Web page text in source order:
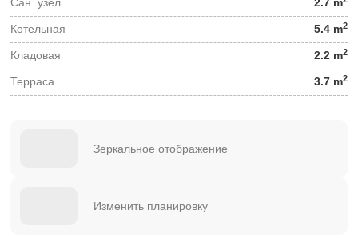
Котельная 5.4 m2
Кладовая 2.2 m2
Терраса 3.7 m2
Зеркальное отображение
Изменить планировку